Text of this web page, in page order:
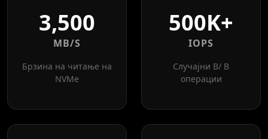
3,500
MB/S
Брзина на читање на
NVMe
500K+
IOPS
Случајни В/ В
операции